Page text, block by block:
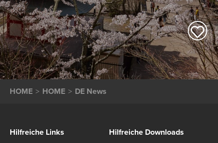
HOME HOME DE News
Hilfreiche Links Hilfreiche Downloads